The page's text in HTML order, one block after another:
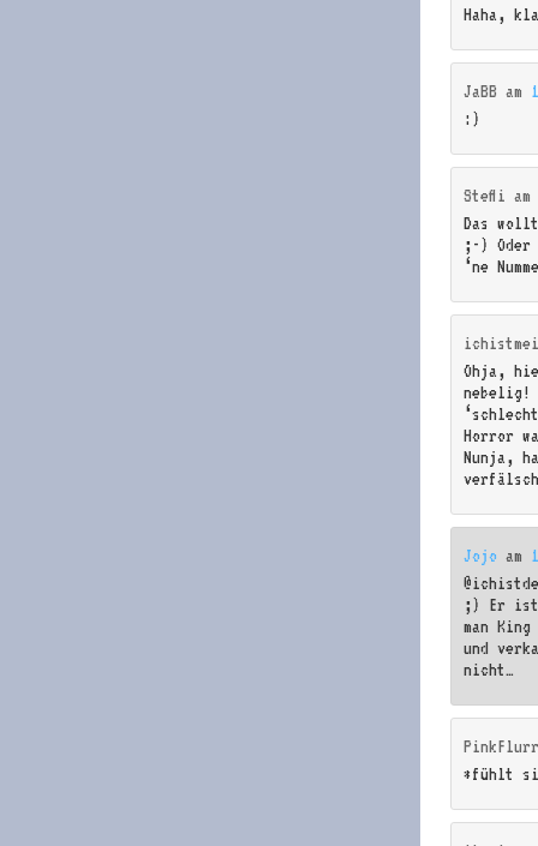
Haha,
JaBB am
:)
Steffi am
Das
;-) Oder
‘ne
Ohja,
nebelig!
Horror
Nunja,
Jojo am
;) Er ist
man
und
nicht…
*fühlt